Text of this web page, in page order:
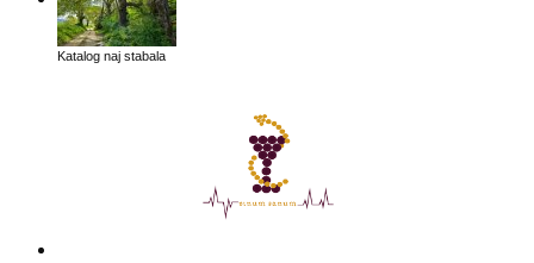
Katalog naj stabala